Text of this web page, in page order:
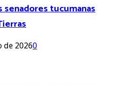
senadores tucumanas
de 20260